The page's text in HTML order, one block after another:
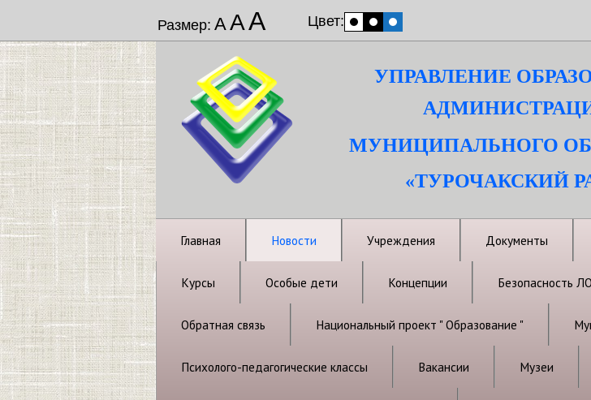
Размер: ААА Цвет:
УПРАВЛЕНИЕ
МУНИЦИПАЛЬНОГО
«ТУРОЧАКСКИЙ
Главная Новости Учреждения Документы
Курсы Особые дети Концепции Безопасность ЛО
Обратная связь Национальный проект " Образование "
Психолого-педагогические классы Вакансии Музеи